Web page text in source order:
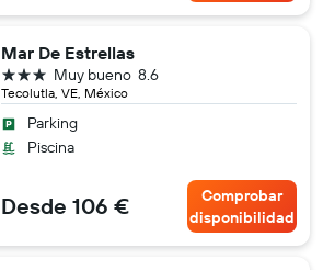
Mar De Estrellas
Tecolutla, VE, México
8.6
Muy bueno
3 estrellas
Parking
Piscina
Desde 106 €
Comprobar
disponibilidad